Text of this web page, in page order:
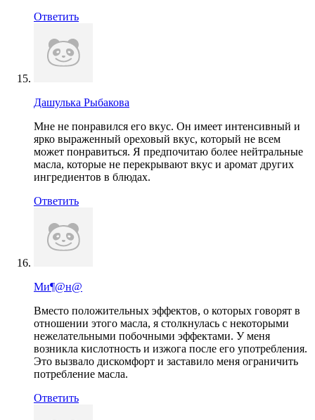
Ответить
Дашулька Рыбакова
Мне не понравился его вкус. Он имеет интенсивный и
ярко выраженный ореховый вкус, который не всем
может понравиться. Я предпочитаю более нейтральные
масла, которые не перекрывают вкус и аромат других
ингредиентов в блюдах.
Ответить
Mи¶@н@
Вместо положительных эффектов, о которых говорят в
отношении этого масла, я столкнулась с некоторыми
нежелательными побочными эффектами. У меня
возникла кислотность и изжога после его употребления.
Это вызвало дискомфорт и заставило меня ограничить
потребление масла.
Ответить